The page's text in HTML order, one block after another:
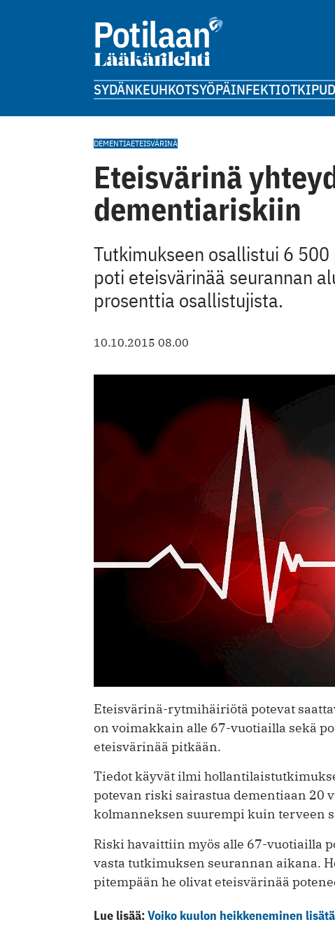
SYDÄNKEUHKOTSYÖPÄINFEKTIOTKIPU
DEMENTIAETEISVÄRINÄ
Eteisvärinä
dementiariskiin
Tutkimukseen osallistui 6
poti eteisvärinää seurannan
prosenttia osallistujista.
10.10.2015 08.00
Eteisvärinä-rytmihäiriötä potevat
on voimakkain alle 67-vuotiailla sekä
eteisvärinää pitkään.
Tiedot käyvät ilmi
potevan riski sairastua dementiaan 20
kolmanneksen suurempi kuin terveen
Riski havaittiin myös alle 67-vuotiailla
vasta tutkimuksen seurannan aikana.
pitempään he olivat eteisvärinää
Lue lisää:Voiko kuulon heikkeneminen